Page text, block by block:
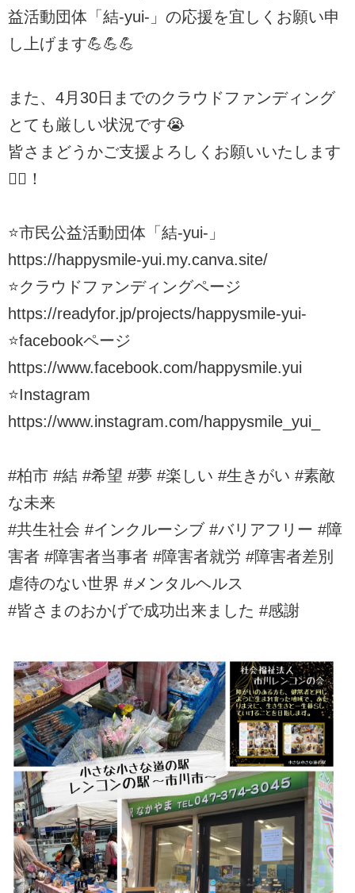
益活動団体「結-yui-」の応援を宜しくお願い申
し上げます💪💪💪
また、4月30日までのクラウドファンディング
とても厳しい状況です😭
皆さまどうかご支援よろしくお願いいたします
🙇‍♀️！
⭐️市民公益活動団体「結-yui-」
https://happysmile-yui.my.canva.site/
⭐️クラウドファンディングページ
https://readyfor.jp/projects/happysmile-yui-
⭐️facebookページ
https://www.facebook.com/happysmile.yui
⭐️Instagram
https://www.instagram.com/happysmile_yui_
#柏市 #結 #希望 #夢 #楽しい #生きがい #素敵
な未来
#共生社会 #インクルーシブ #バリアフリー #障
害者 #障害者当事者 #障害者就労 #障害者差別
虐待のない世界 #メンタルヘルス
#皆さまのおかげで成功出来ました #感謝